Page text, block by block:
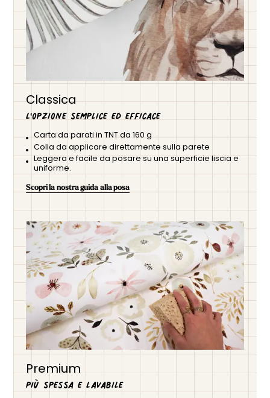
sogni ad occhi aperti. Il suo design artistico e armonioso ne
fa un elemento decorativo di grande impatto, che si integra
facilmente in un ambiente romantico, poetico o
contemporaneo. Realizzata su misura, questa carta da
parati si adatta perfettamente alle dimensioni della vostra
parete per un effetto immersivo e senza giunture visibili.
Classica
L'opzione semplice ed efficace
Carta da parati in TNT da 160 g
Colla da applicare direttamente sulla parete
Leggera e facile da posare su una superficie liscia e
uniforme.
Scopri la nostra guida alla posa
Premium
Più spessa e lavabile